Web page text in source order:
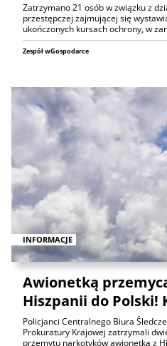
Zatrzymano 21 osób w związku z
przestępczej zajmującej się
ukończonych kursach ochrony, w
Zespół wGospodarce
INFORMACJE
Awionetką
Hiszpanii do Polski!
Policjanci Centralnego Biura
Prokuratury Krajowej zatrzymali
przemytu narkotyków awionetką z